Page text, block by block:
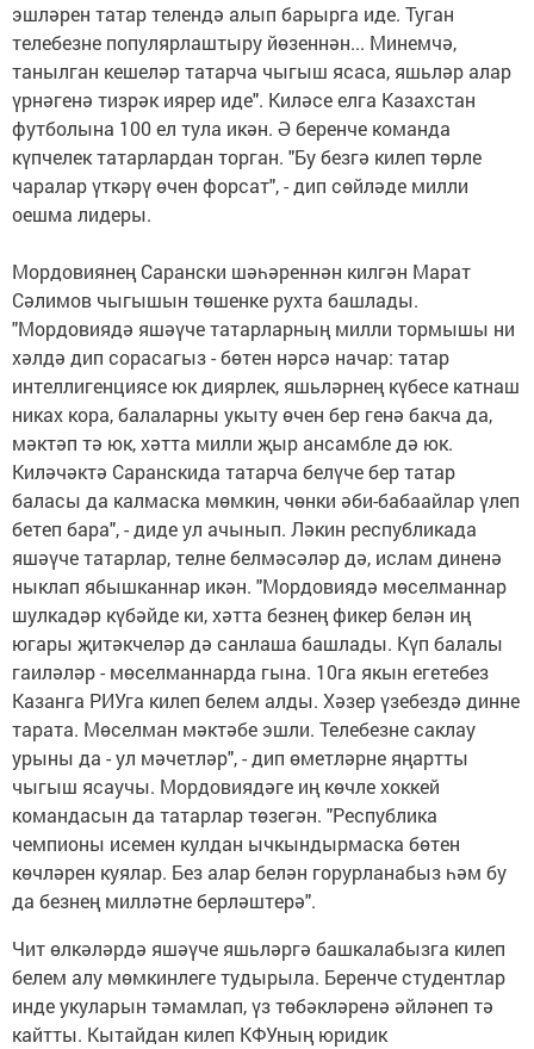
эшләрен татар телендә алып барырга иде. Туган
телебезне популярлаштыру йөзеннән... Минемчә,
танылган кешеләр татарча чыгыш ясаса, яшьләр алар
үрнәгенә тизрәк иярер иде". Киләсе елга Казахстан
футболына 100 ел тула икән. Ә беренче команда
күпчелек татарлардан торган. "Бу безгә килеп төрле
чаралар үткәрү өчен форсат", - дип сөйләде милли
оешма лидеры.
Мордовиянең Сарански шәһәреннән килгән Марат
Сәлимов чыгышын төшенке рухта башлады.
"Мордовиядә яшәүче татарларның милли тормышы ни
хәлдә дип сорасагыз - бөтен нәрсә начар: татар
интеллигенциясе юк диярлек, яшьләрнең күбесе катнаш
никах кора, балаларны укыту өчен бер генә бакча да,
мәктәп тә юк, хәтта милли җыр ансамбле дә юк.
Киләчәктә Саранскида татарча белүче бер татар
баласы да калмаска мөмкин, чөнки әби-бабаайлар үлеп
бетеп бара", - диде ул ачынып. Ләкин республикада
яшәүче татарлар, телне белмәсәләр дә, ислам диненә
ныклап ябышканнар икән. "Мордовиядә мөселманнар
шулкадәр күбәйде ки, хәтта безнең фикер белән иң
югары җитәкчеләр дә санлаша башлады. Күп балалы
гаиләләр - мөселманнарда гына. 10га якын егетебез
Казанга РИУга килеп белем алды. Хәзер үзебездә динне
тарата. Мөселман мәктәбе эшли. Телебезне саклау
урыны да - ул мәчетләр", - дип өметләрне яңартты
чыгыш ясаучы. Мордовиядәге иң көчле хоккей
командасын да татарлар төзегән. "Республика
чемпионы исемен кулдан ычкындырмаска бөтен
көчләрен куялар. Без алар белән горурланабыз һәм бу
да безнең милләтне берләштерә".
Чит өлкәләрдә яшәүче яшьләргә башкалабызга килеп
белем алу мөмкинлеге тудырыла. Беренче студентлар
инде укуларын тәмамлап, үз төбәкләренә әйләнеп тә
кайтты. Кытайдан килеп КФУның юридик